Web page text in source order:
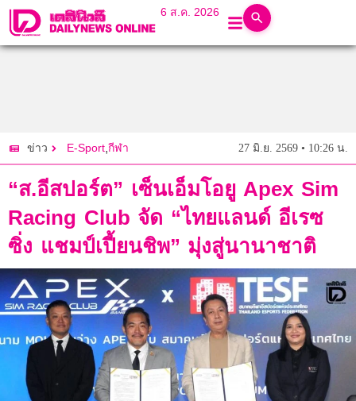
6 ส.ค. 2026
ข่าว E-Sport,กีฬา 27 มิ.ย. 2569 • 10:26 น.
“ส.อีสปอร์ต” เซ็นเอ็มโอยู Apex Sim
Racing Club จัด “ไทยแลนด์ อีเรซ
ซิ่ง แชมป์เปี้ยนชิพ” มุ่งสู่นานาชาติ